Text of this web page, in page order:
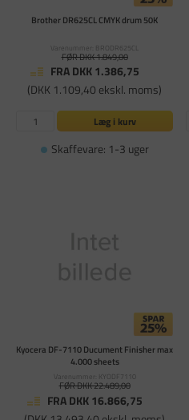
Brother DR625CL CMYK drum 50K
Varenummer: BRODR625CL
FØR DKK 1.849,00
FRA DKK 1.386,75
(DKK 1.109,40 ekskl. moms)
Læg i kurv
Skaffevare: 1-3 uger
Kyocera DF-7110 Ducument Finisher max
4.000 sheets
Varenummer: KYODF7110
FØR DKK 22.489,00
FRA DKK 16.866,75